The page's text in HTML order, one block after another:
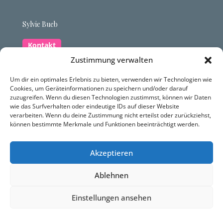
Zustimmung verwalten
Um dir ein optimales Erlebnis zu bieten, verwenden wir Technologien wie
Cookies, um Geräteinformationen zu speichern und/oder darauf
zuzugreifen. Wenn du diesen Technologien zustimmst, können wir Daten
wie das Surfverhalten oder eindeutige IDs auf dieser Website
verarbeiten. Wenn du deine Zustimmung nicht erteilst oder zurückziehst,
können bestimmte Merkmale und Funktionen beeinträchtigt werden.
Akzeptieren
Ablehnen
Einstellungen ansehen
Sylvie Bueb
Kontakt
Zum Rebösch 42, 88662 Überlingen-Hödingen
07551 834 9925
contact@dynamis-heilpraxis.com
Datenschutzerklärung
Datenschutz